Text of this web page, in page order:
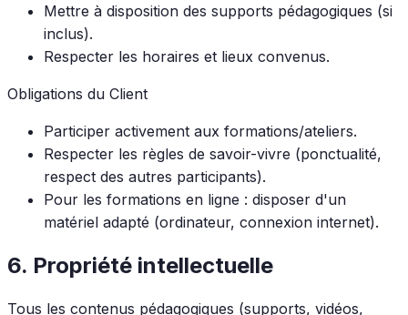
Mettre à disposition des supports pédagogiques (si
inclus).
Respecter les horaires et lieux convenus.
Obligations du Client
Participer activement aux formations/ateliers.
Respecter les règles de savoir-vivre (ponctualité,
respect des autres participants).
Pour les formations en ligne : disposer d'un
matériel adapté (ordinateur, connexion internet).
6. Propriété intellectuelle
Tous les contenus pédagogiques (supports, vidéos,